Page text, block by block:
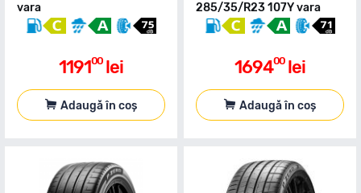
vara
119100 lei
Adaugă în coș
285/35/R23 107Y vara
169400 lei
Adaugă în coș